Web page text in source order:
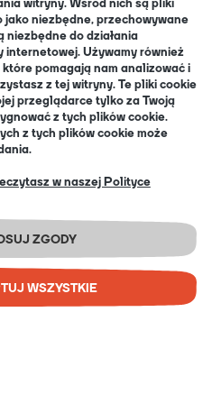
EN
GAMES SP. Z O.O.
witryny. Wśród nich są pliki
niezbędne, przechowywane
niezbędne do działania
Używamy również
pomagają nam analizować i
z tej witryny. Te pliki cookie
przeglądarce tylko za Twoją
z tych plików cookie.
z tych plików cookie może
w naszej Polityce
ZGODY
WSZYSTKIE